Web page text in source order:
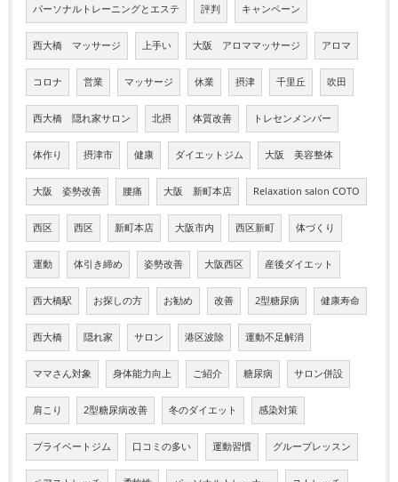
パーソナルトレーニングとエステ 評判 キャンペーン
西大橋 マッサージ 上手い 大阪 アロママッサージ アロマ
コロナ 営業 マッサージ 休業 摂津 千里丘 吹田
西大橋 隠れ家サロン 北摂 体質改善 トレセンメンバー
体作り 摂津市 健康 ダイエットジム 大阪 美容整体
大阪 姿勢改善 腰痛 大阪 新町本店 Relaxation salon COTO
西区 西区 新町本店 大阪市内 西区新町 体づくり
運動 体引き締め 姿勢改善 大阪西区 産後ダイエット
西大橋駅 お探しの方 お勧め 改善 2型糖尿病 健康寿命
西大橋 隠れ家 サロン 港区波除 運動不足解消
ママさん対象 身体能力向上 ご紹介 糖尿病 サロン併設
肩こり 2型糖尿病改善 冬のダイエット 感染対策
プライベートジム 口コミの多い 運動習慣 グループレッスン